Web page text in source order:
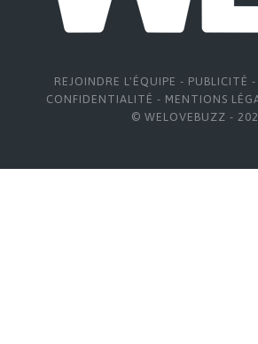
REJOINDRE L'ÉQUIPE - PUBLICITÉ -
CONFIDENTIALITÉ - MENTIONS
© WELOVEBUZZ -